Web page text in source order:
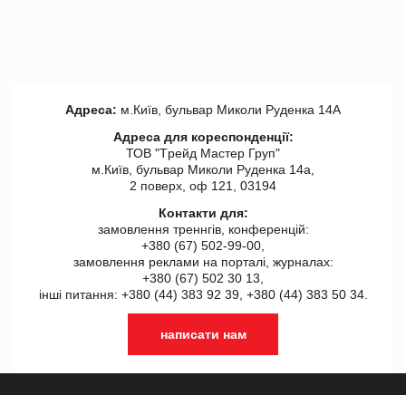
Адреса: м.Київ, бульвар Миколи Руденка 14А
Адреса для кореспонденції:
ТОВ "Tрейд Мастер Груп"
м.Київ, бульвар Миколи Руденка 14а,
2 поверх, оф 121, 03194
Контакти для:
замовлення треннгів, конференцій:
+380 (67) 502-99-00,
замовлення реклами на порталі, журналах:
+380 (67) 502 30 13,
інші питання: +380 (44) 383 92 39, +380 (44) 383 50 34.
написати нам